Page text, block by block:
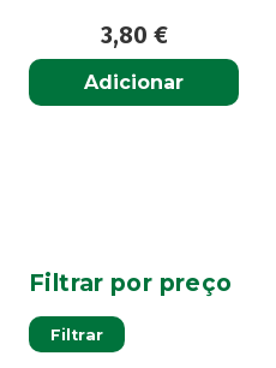
3,80 €
Adicionar
Filtrar por preço
Filtrar